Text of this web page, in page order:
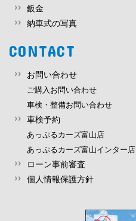
鈑金
納車式の写真
CONTACT
お問い合わせ
ご購入お問い合わせ
車検・整備お問い合わせ
車検予約
あっぷるカーズ富山店
あっぷるカーズ富山インター店
ローン事前審査
個人情報保護方針